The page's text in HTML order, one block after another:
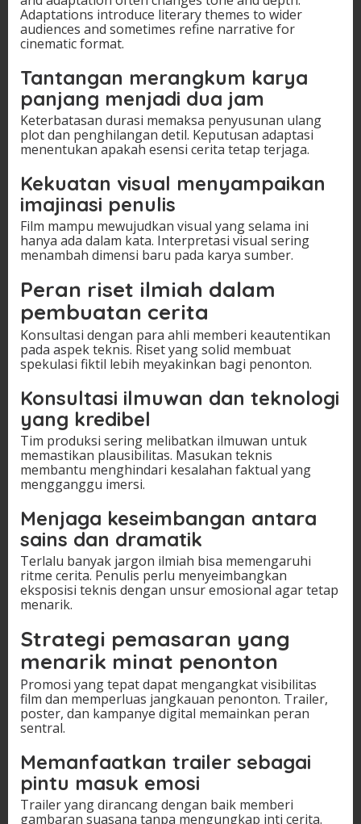
Adaptations introduce literary themes to wider
audiences and sometimes refine narrative for
cinematic format.
Tantangan merangkum karya
panjang menjadi dua jam
Keterbatasan durasi memaksa penyusunan ulang
plot dan penghilangan detil. Keputusan adaptasi
menentukan apakah esensi cerita tetap terjaga.
Kekuatan visual menyampaikan
imajinasi penulis
Film mampu mewujudkan visual yang selama ini
hanya ada dalam kata. Interpretasi visual sering
menambah dimensi baru pada karya sumber.
Peran riset ilmiah dalam
pembuatan cerita
Konsultasi dengan para ahli memberi keautentikan
pada aspek teknis. Riset yang solid membuat
spekulasi fiktil lebih meyakinkan bagi penonton.
Konsultasi ilmuwan dan teknologi
yang kredibel
Tim produksi sering melibatkan ilmuwan untuk
memastikan plausibilitas. Masukan teknis
membantu menghindari kesalahan faktual yang
mengganggu imersi.
Menjaga keseimbangan antara
sains dan dramatik
Terlalu banyak jargon ilmiah bisa memengaruhi
ritme cerita. Penulis perlu menyeimbangkan
eksposisi teknis dengan unsur emosional agar tetap
menarik.
Strategi pemasaran yang
menarik minat penonton
Promosi yang tepat dapat mengangkat visibilitas
film dan memperluas jangkauan penonton. Trailer,
poster, dan kampanye digital memainkan peran
sentral.
Memanfaatkan trailer sebagai
pintu masuk emosi
Trailer yang dirancang dengan baik memberi
gambaran suasana tanpa mengungkap inti cerita.